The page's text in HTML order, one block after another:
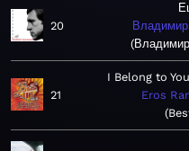
20
21
I Belong to
Eros